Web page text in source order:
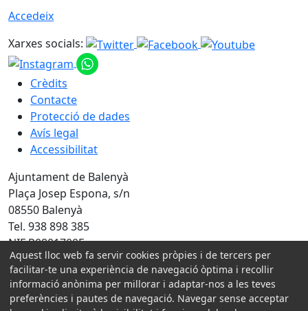
Accedeix
Xarxes socials:
Crèdits
Contacte
Protecció de dades
Avís legal
Accessibilitat
Ajuntament de Balenyà
Plaça Josep Espona, s/n
08550 Balenyà
Tel. 938 898 385
NIF P0801700F
Amb la col·laboració de:
Aquest lloc web fa servir cookies pròpies i de tercers per
facilitar-te una experiència de navegació òptima i recollir
informació anònima per millorar i adaptar-nos a les teves
preferències i pautes de navegació. Navegar sense acceptar